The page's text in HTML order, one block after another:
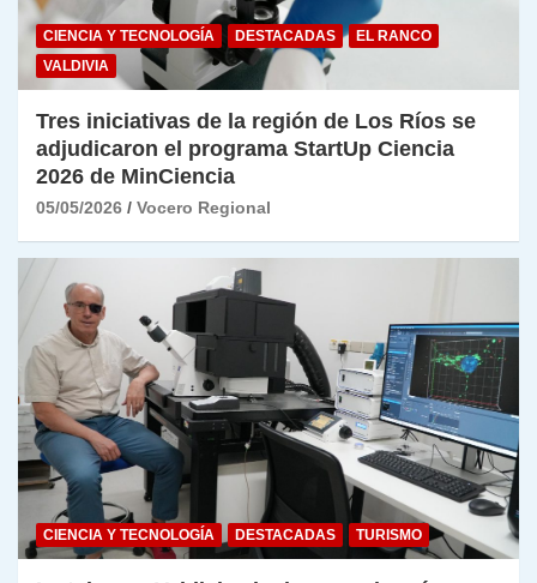
CIENCIA Y TECNOLOGÍA DESTACADAS
EL RANCO
VALDIVIA
Tres iniciativas de la región de Los Ríos se
adjudicaron el programa StartUp Ciencia
2026 de MinCiencia
05/05/2026 Vocero Regional
CIENCIA Y TECNOLOGÍA DESTACADAS TURISMO